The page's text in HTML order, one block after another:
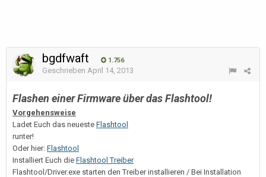
bgdfwaft 1.756
Geschrieben April 14, 2013
Flashen einer Firmware über das Flashtool!
Vorgehensweise
Ladet Euch das neueste Flashtool
runter!
Oder hier: Flashtool
Installiert Euch die Flashtool Treiber
Flashtool/Driver.exe starten den Treiber installieren / Bei Installation